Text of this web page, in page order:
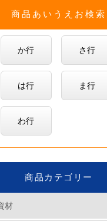
商品あいうえお検索
か行 さ行
は行 ま行
わ行
商品カテゴリー
材